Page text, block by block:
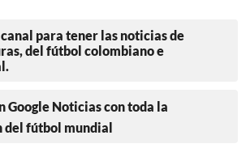
para tener las noticias de
del fútbol colombiano e
Google Noticias con toda la
del fútbol mundial